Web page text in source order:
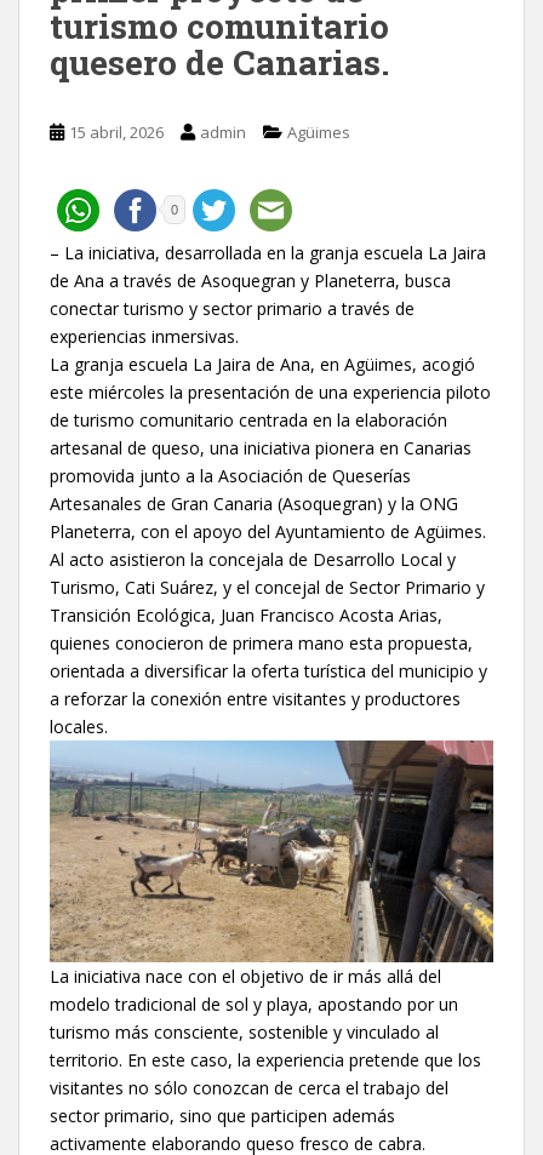
turismo comunitario
quesero de Canarias.
15 abril, 2026 admin Agüimes
0
– La iniciativa, desarrollada en la granja escuela La Jaira
de Ana a través de Asoquegran y Planeterra, busca
conectar turismo y sector primario a través de
experiencias inmersivas.
La granja escuela La Jaira de Ana, en Agüimes, acogió
este miércoles la presentación de una experiencia piloto
de turismo comunitario centrada en la elaboración
artesanal de queso, una iniciativa pionera en Canarias
promovida junto a la Asociación de Queserías
Artesanales de Gran Canaria (Asoquegran) y la ONG
Planeterra, con el apoyo del Ayuntamiento de Agüimes.
Al acto asistieron la concejala de Desarrollo Local y
Turismo, Cati Suárez, y el concejal de Sector Primario y
Transición Ecológica, Juan Francisco Acosta Arias,
quienes conocieron de primera mano esta propuesta,
orientada a diversificar la oferta turística del municipio y
a reforzar la conexión entre visitantes y productores
locales.
La iniciativa nace con el objetivo de ir más allá del
modelo tradicional de sol y playa, apostando por un
turismo más consciente, sostenible y vinculado al
territorio. En este caso, la experiencia pretende que los
visitantes no sólo conozcan de cerca el trabajo del
sector primario, sino que participen además
activamente elaborando queso fresco de cabra.